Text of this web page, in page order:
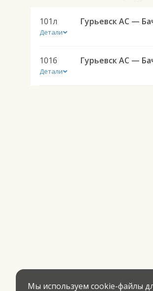
101л
Детали
Гурьевск АС —
101б
Детали
Гурьевск АС —
Мы используем cookie-файлы